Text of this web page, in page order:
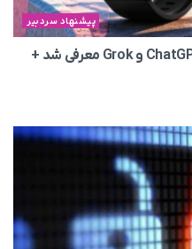
پیشنهاد سردبیر
ساعت هوشمند رولمی مجهز به ChatGPT و Grok معرفی شد +